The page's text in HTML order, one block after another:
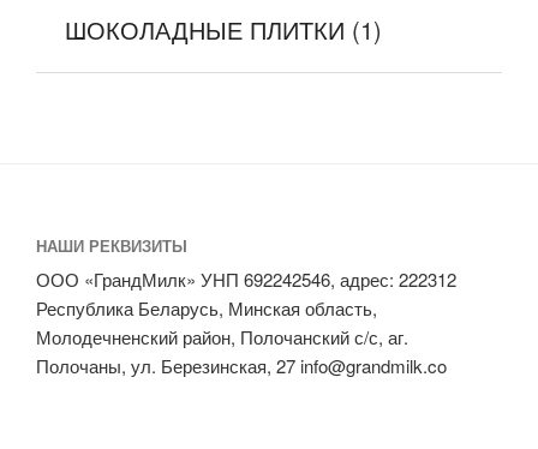
ШОКОЛАДНЫЕ ПЛИТКИ (1)
НАШИ РЕКВИЗИТЫ
ООО «ГрандМилк» УНП 692242546, адрес: 222312
Республика Беларусь, Минская область,
Молодечненский район, Полочанский с/с, аг.
Полочаны, ул. Березинская, 27 info@grandmilk.co